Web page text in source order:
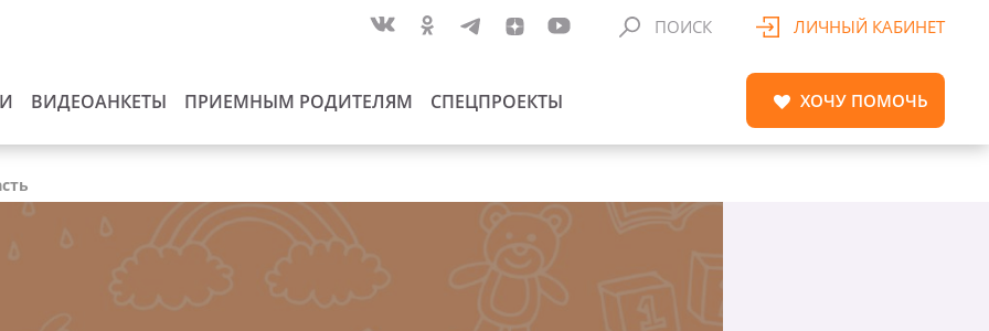
ВИДЕОАНКЕТЫ ПРИЕМНЫМ РОДИТЕЛЯМ СПЕЦПРОЕКТЫ
ПОИСК ЛИЧНЫЙ КАБИНЕТ
ХОЧУ ПОМОЧЬ